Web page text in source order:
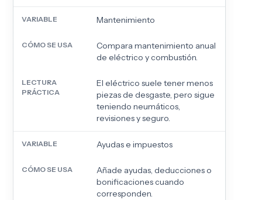
Mantenimiento
Compara mantenimiento anual
de eléctrico y combustión.
El eléctrico suele tener menos
piezas de desgaste, pero sigue
teniendo neumáticos,
revisiones y seguro.
Ayudas e impuestos
Añade ayudas, deducciones o
bonificaciones cuando
corresponden.